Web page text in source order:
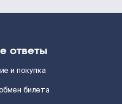
ответы
и покупка
билета